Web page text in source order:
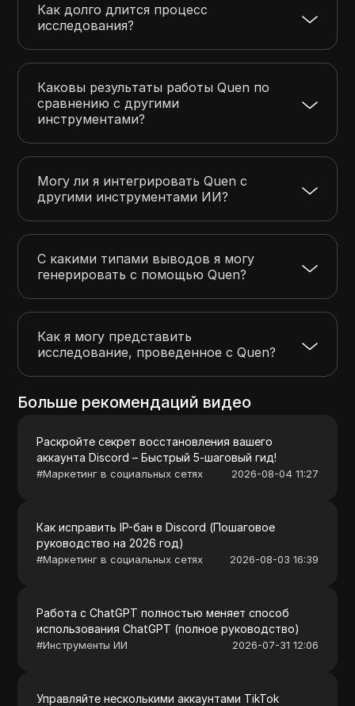
Как долго длится процесс
исследования?
Каковы результаты работы Quen по
сравнению с другими
инструментами?
Могу ли я интегрировать Quen с
другими инструментами ИИ?
С какими типами выводов я могу
генерировать с помощью Quen?
Как я могу представить
исследование, проведенное с Quen?
Больше рекомендаций видео
Раскройте секрет восстановления вашего
аккаунта Discord – Быстрый 5-шаговый гид!
#Маркетинг в социальных сетях 2026-08-04 11:27
Как исправить IP-бан в Discord (Пошаговое
руководство на 2026 год)
#Маркетинг в социальных сетях 2026-08-03 16:39
Работа с ChatGPT полностью меняет способ
использования ChatGPT (полное руководство)
#Инструменты ИИ 2026-07-31 12:06
Управляйте несколькими аккаунтами TikTok